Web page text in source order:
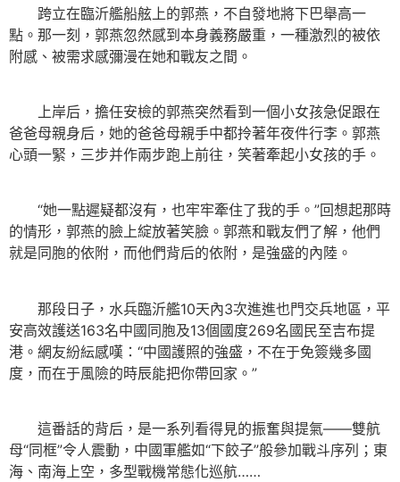
跨立在臨沂艦船舷上的郭燕，不自發地將下巴舉高一
點。那一刻，郭燕忽然感到本身義務嚴重，一種激烈的被依
附感、被需求感彌漫在她和戰友之間。
上岸后，擔任安檢的郭燕突然看到一個小女孩急促跟在
爸爸母親身后，她的爸爸母親手中都拎著年夜件行李。郭燕
心頭一緊，三步并作兩步跑上前往，笑著牽起小女孩的手。
“她一點遲疑都沒有，也牢牢牽住了我的手。”回想起那時
的情形，郭燕的臉上綻放著笑臉。郭燕和戰友們了解，他們
就是同胞的依附，而他們背后的依附，是強盛的內陸。
那段日子，水兵臨沂艦10天內3次進進也門交兵地區，平
安高效護送163名中國同胞及13個國度269名國民至吉布提
港。網友紛紜感嘆：“中國護照的強盛，不在于免簽幾多國
度，而在于風險的時辰能把你帶回家。”
這番話的背后，是一系列看得見的振奮與提氣——雙航
母“同框”令人震動，中國軍艦如“下餃子”般參加戰斗序列；東
海、南海上空，多型戰機常態化巡航……